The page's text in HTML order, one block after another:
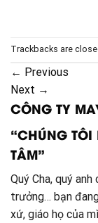
Trackbacks are
← Previous
Next →
CÔNG TY
“CHÚNG TÔI
TÂM”
Quý Cha, quý
trưởng… bạn
xứ, giáo họ của